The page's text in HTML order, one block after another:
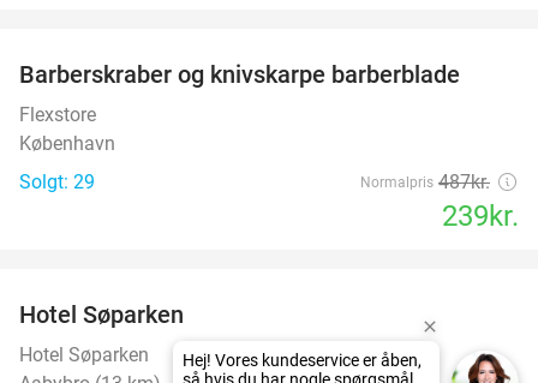
Barberskraber og knivskarpe barberblade
Flexstore
København
Solgt: 29
Normalpris 487kr.
239kr.
Hotel Søparken
Hotel Søparken
Hej! Vores kundeservice er åben,